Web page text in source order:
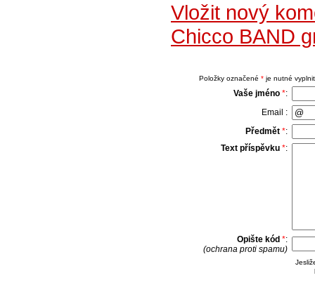
Vložit nový
Chicco BAND
Položky označené *je nutné
Vaše jméno *:
Email :
Předmět *:
Text příspěvku *:
Opište kód *:
(ochrana proti spamu)